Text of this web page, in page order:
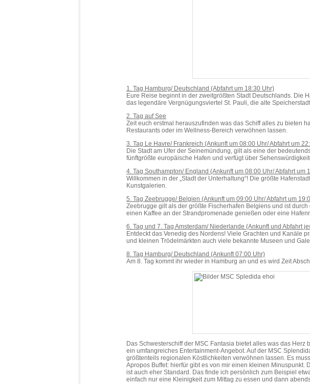
1. Tag Hamburg/ Deutschland (Abfahrt um 18:30 Uhr)
Eure Reise beginnt in der zweitgrößten Stadt Deutschlands. Die
das legendäre Vergnügungsviertel St. Pauli, die alte
2. Tag auf See
Zeit euch erstmal herauszufinden was das Schiff alles zu bieten
Restaurants oder im Wellness-Bereich verwöhnen lassen.
3. Tag Le Havre/ Frankreich (Ankunft um 08:00 Uhr/ Abfahrt um
Die Stadt am Ufer der Seinemündung, gilt als eine der
fünftgrößte europäische Hafen und verfügt über
4. Tag Southampton/ England (Ankunft um 08:00 Uhr/ Abfahrt um
Willkommen in der „Stadt der Unterhaltung“! Die größte
Kunstgalerien.
5. Tag Zeebrugge/ Belgien (Ankunft um 09:00 Uhr/ Abfahrt um
Zeebrugge gilt als der größte Fischerhafen Belgiens und ist
einen Kaffee an der Strandpromenade genießen oder eine
6. Tag und 7. Tag Amsterdam/ Niederlande (Ankunft und Abfahrt
Entdeckt das Venedig des Nordens! Viele Grachten und Kanäle
und kleinen Trödelmärkten auch viele bekannte Museen und
8. Tag Hamburg/ Deutschland (Ankunft 07:00 Uhr)
Am 8. Tag kommt ihr wieder in Hamburg an und es wird Zeit
Das Schwesterschiff der MSC Fantasia bietet alles was das
ein umfangreiches Entertainment-Angebot. Auf der MSC
größtenteils regionalen Köstlichkeiten verwöhnen lassen. Es
Apropos Buffet: hierfür gibt es von mir einen kleinen Minuspunkt.
ist auch eher Standard. Das finde ich persönlich zum Beispiel
einfach nur eine Kleinigkeit zum Mittag zu essen und dann